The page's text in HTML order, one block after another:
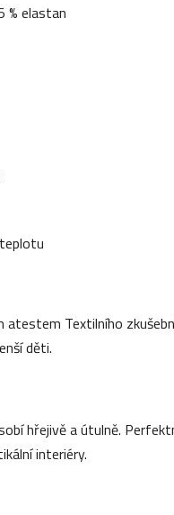
% elastan
atestem Textilního
děti.
hřejivě a útulně.
interiéry.